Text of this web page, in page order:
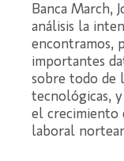
Banca March,
análisis la
encontramos,
importantes
sobre todo de
tecnológicas, y
el crecimiento
laboral